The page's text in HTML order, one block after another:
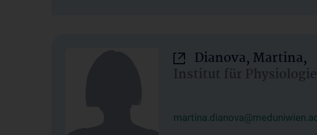
Dianova, Martina,
Institut für Physiologie